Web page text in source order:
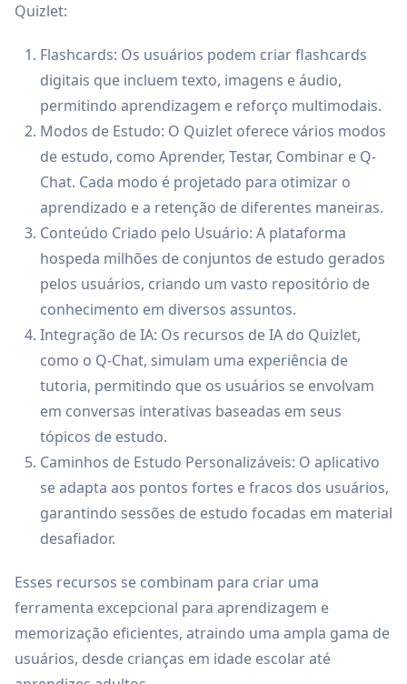
Quizlet:
Flashcards: Os usuários podem criar flashcards
digitais que incluem texto, imagens e áudio,
permitindo aprendizagem e reforço multimodais.
Modos de Estudo: O Quizlet oferece vários modos
de estudo, como Aprender, Testar, Combinar e Q-
Chat. Cada modo é projetado para otimizar o
aprendizado e a retenção de diferentes maneiras.
Conteúdo Criado pelo Usuário: A plataforma
hospeda milhões de conjuntos de estudo gerados
pelos usuários, criando um vasto repositório de
conhecimento em diversos assuntos.
Integração de IA: Os recursos de IA do Quizlet,
como o Q-Chat, simulam uma experiência de
tutoria, permitindo que os usuários se envolvam
em conversas interativas baseadas em seus
tópicos de estudo.
Caminhos de Estudo Personalizáveis: O aplicativo
se adapta aos pontos fortes e fracos dos usuários,
garantindo sessões de estudo focadas em material
desafiador.
Esses recursos se combinam para criar uma
ferramenta excepcional para aprendizagem e
memorização eficientes, atraindo uma ampla gama de
usuários, desde crianças em idade escolar até